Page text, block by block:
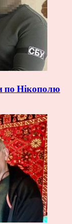
по Нікополю